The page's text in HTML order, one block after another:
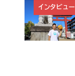
インタビュー